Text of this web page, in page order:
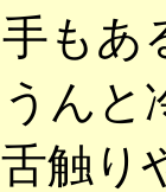
もあ
ん
触り